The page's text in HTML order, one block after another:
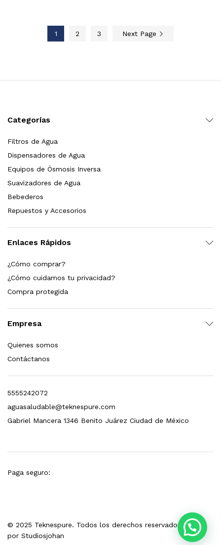
1 2 3 Next Page
Categorías
Filtros de Agua
Dispensadores de Agua
Equipos de Ósmosis Inversa
Suavizadores de Agua
Bebederos
Repuestos y Accesorios
Enlaces Rápidos
¿Cómo comprar?
¿Cómo cuidamos tu privacidad?
Compra protegida
Empresa
Quienes somos
Contáctanos
5555242072
aguasaludable@teknespure.com
Gabriel Mancera 1346 Benito Juárez Ciudad de México
© 2025 Teknespure. Todos los derechos reservados. Hecho
por Studiosjohan
Paga seguro:
Leer más
Leer más
Sedimentos Y Carbón Activado
589.00
al carrito
1,499.00